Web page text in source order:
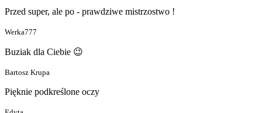
Przed super, ale po - prawdziwe mistrzostwo !
Werka777
Buziak dla Ciebie 😉
Bartosz Krupa
Pięknie podkreślone oczy